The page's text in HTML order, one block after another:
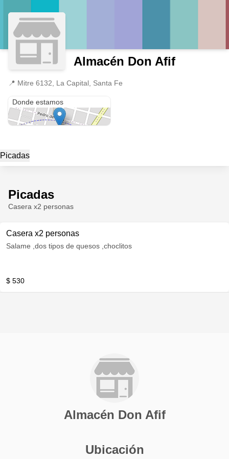
Almacén Don Afif
📍 Mitre 6132, La Capital, Santa Fe
Donde estamos
Picadas
Picadas
Casera x2 personas
Casera x2 personas
Salame ,dos tipos de quesos ,choclitos
$ 530
Almacén Don Afif
Ubicación